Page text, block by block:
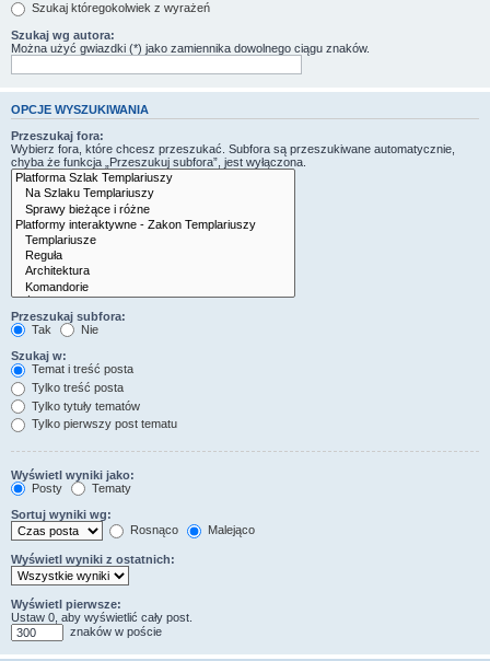
Szukaj któregokolwiek z wyrażeń
Szukaj wg autora:
Można użyć gwiazdki (*) jako zamiennika dowolnego ciągu znaków.
OPCJE WYSZUKIWANIA
Przeszukaj fora:
Wybierz fora, które chcesz przeszukać. Subfora są przeszukiwane automatycznie,
chyba że funkcja „Przeszukuj subfora”, jest wyłączona.
Przeszukaj subfora:
Tak
Nie
Szukaj w:
Temat i treść posta
Tylko treść posta
Tylko tytuły tematów
Tylko pierwszy post tematu
Wyświetl wyniki jako:
Posty
Tematy
Sortuj wyniki wg:
Rosnąco
Malejąco
Wyświetl wyniki z ostatnich:
Wyświetl pierwsze:
Ustaw 0, aby wyświetlić cały post.
znaków w poście